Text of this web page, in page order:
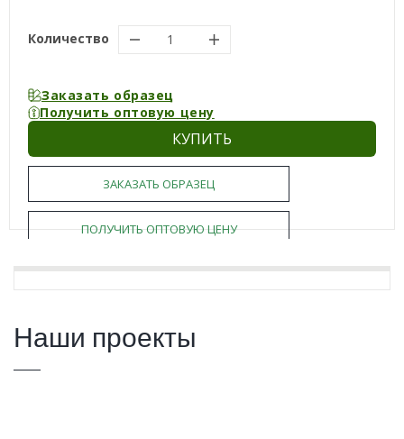
Количество
Заказать образец
Получить оптовую цену
КУПИТЬ
ЗАКАЗАТЬ ОБРАЗЕЦ
ПОЛУЧИТЬ ОПТОВУЮ ЦЕНУ
Наши проекты